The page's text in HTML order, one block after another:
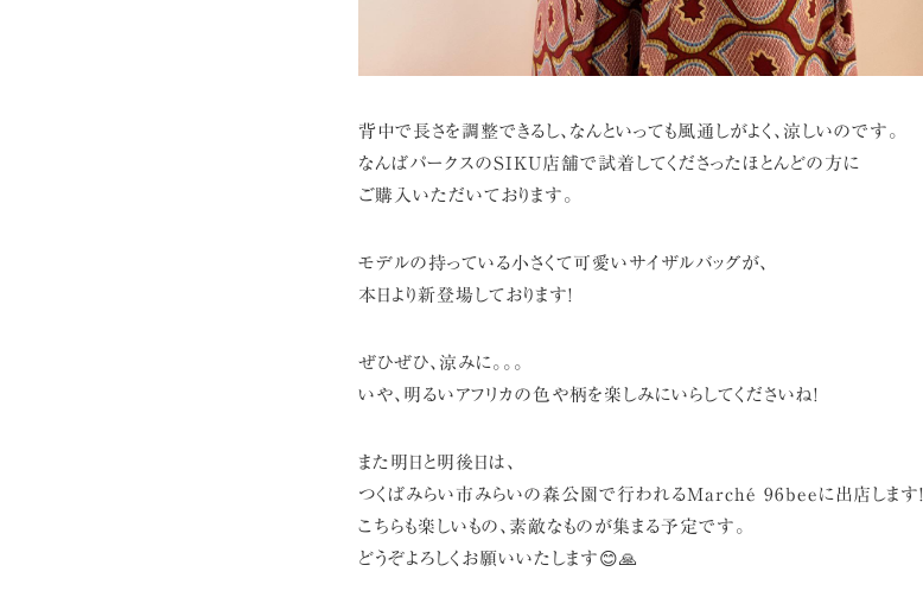
背中で長さを調整できるし、なんといっても風通しがよく、涼しいのです。
なんばパークスのSIKU店舗で試着してくださったほとんどの方に
ご購入いただいております。
モデルの持っている小さくて可愛いサイザルバッグが、
本日より新登場しております!
ぜひぜひ、涼みに。。。
いや、明るいアフリカの色や柄を楽しみにいらしてくださいね!
また明日と明後日は、
つくばみらい市みらいの森公園で行われるMarché 96beeに出店します!
こちらも楽しいもの、素敵なものが集まる予定です。
どうぞよろしくお願いいたします😊🙏